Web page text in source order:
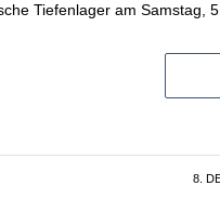
Tiefenlager am Samstag,
8.